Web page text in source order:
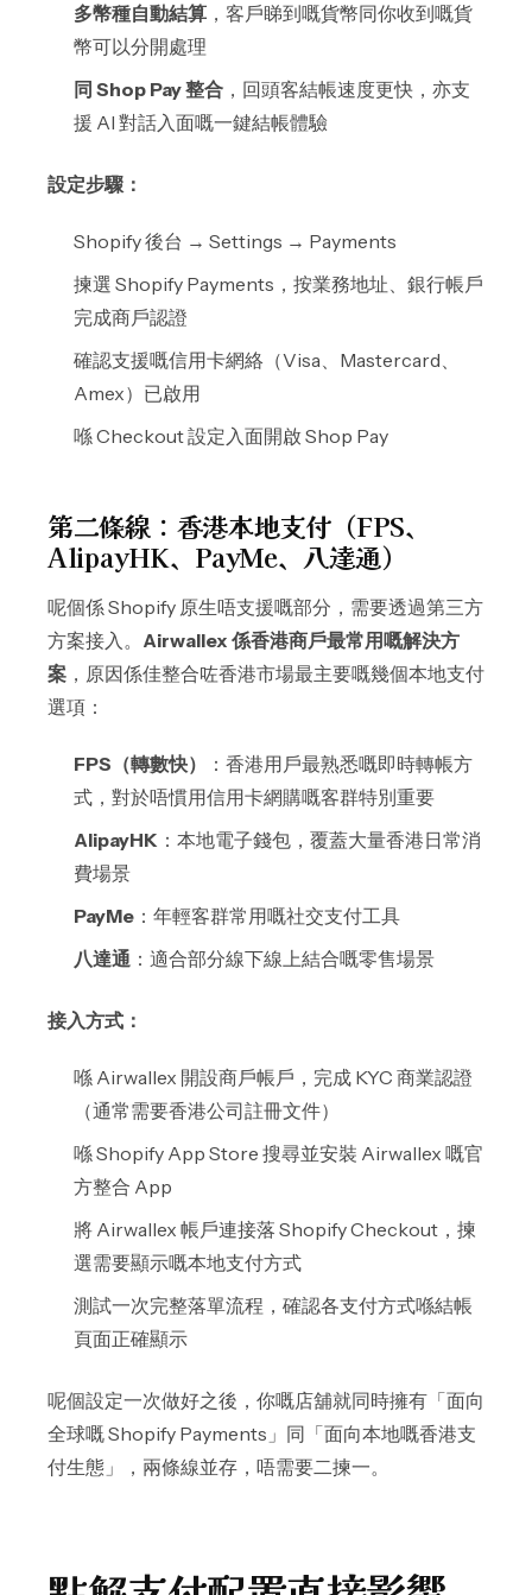
多幣種自動結算 ，客戶睇到嘅貨幣同你收到嘅貨
幣可以分開處理
同 Shop Pay 整合 ，回頭客結帳速度更快，亦支
援 AI 對話入面嘅一鍵結帳體驗
設定步驟：
Shopify 後台 → Settings → Payments
揀選 Shopify Payments，按業務地址、銀行帳戶
完成商戶認證
確認支援嘅信用卡網絡（Visa、Mastercard、
Amex）已啟用
喺 Checkout 設定入面開啟 Shop Pay
第二條線：香港本地支付（FPS、
AlipayHK、PayMe、八達通）
呢個係 Shopify 原生唔支援嘅部分，需要透過第三方
方案接入。 Airwallex 係香港商戶最常用嘅解決方
案 ，原因係佳整合咗香港市場最主要嘅幾個本地支付
選項：
FPS（轉數快）
：香港用戶最熟悉嘅即時轉帳方
式，對於唔慣用信用卡網購嘅客群特別重要
AlipayHK ：本地電子錢包，覆蓋大量香港日常消
費場景
PayMe ：年輕客群常用嘅社交支付工具
八達通 ：適合部分線下線上結合嘅零售場景
接入方式：
喺 Airwallex 開設商戶帳戶，完成 KYC 商業認證
（通常需要香港公司註冊文件）
喺 Shopify App Store 搜尋並安裝 Airwallex 嘅官
方整合 App
將 Airwallex 帳戶連接落 Shopify Checkout，揀
選需要顯示嘅本地支付方式
測試一次完整落單流程，確認各支付方式喺結帳
頁面正確顯示
呢個設定一次做好之後，你嘅店舖就同時擁有「面向
全球嘅 Shopify Payments」同「面向本地嘅香港支
付生態」，兩條線並存，唔需要二揀一。